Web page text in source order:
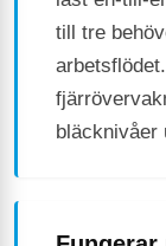
till tre
bläcknivåer